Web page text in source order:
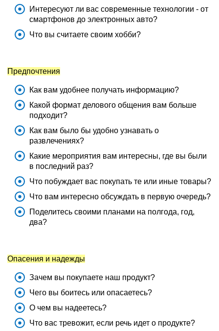
Интересуют ли вас современные технологии - от
смартфонов до электронных авто?
Что вы считаете своим хобби?
Предпочтения
Как вам удобнее получать информацию?
Какой формат делового общения вам больше
подходит?
Как вам было бы удобно узнавать о
развлечениях?
Какие мероприятия вам интересны, где вы были
в последний раз?
Что побуждает вас покупать те или иные товары?
Что вам интересно обсуждать в первую очередь?
Поделитесь своими планами на полгода, год,
два?
Опасения и надежды
Зачем вы покупаете наш продукт?
Чего вы боитесь или опасаетесь?
О чем вы надеетесь?
Что вас тревожит, если речь идет о продукте?